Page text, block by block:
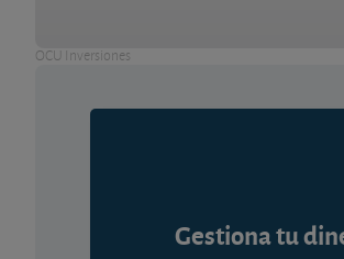
OCU Inversiones
Gestiona tu